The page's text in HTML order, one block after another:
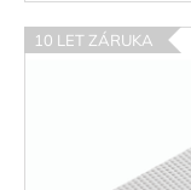
10 LET ZÁRUKA